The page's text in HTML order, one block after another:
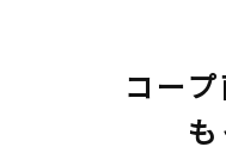
コー